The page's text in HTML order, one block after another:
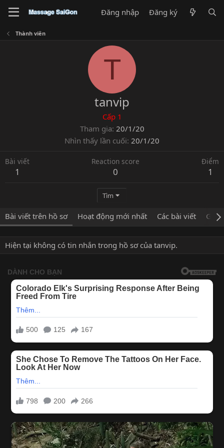
Đăng nhập Đăng ký
Thành viên
T
tanvip
Cấp 1
Tham gia 20/1/20
Nhìn thấy lần cuối 20/1/20
Bài viết
1
Reaction score
0
Điểm
1
Tìm
Bài viết trên hồ sơ Hoạt động mới nhất Các bài viết Giới
Hiện tại không có tin nhắn trong hồ sơ của tanvip.